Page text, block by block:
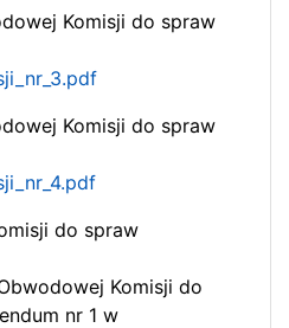
Komisji do spraw
Komisji do spraw
do spraw
Komisji do
nr 1 w